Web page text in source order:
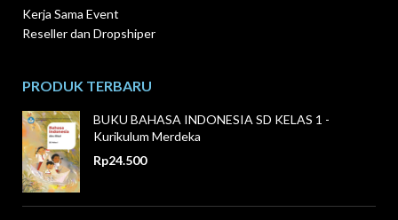
Kerja Sama Event
Reseller dan Dropshiper
PRODUK TERBARU
BUKU BAHASA INDONESIA SD KELAS 1 -
Kurikulum Merdeka
Rp24.500